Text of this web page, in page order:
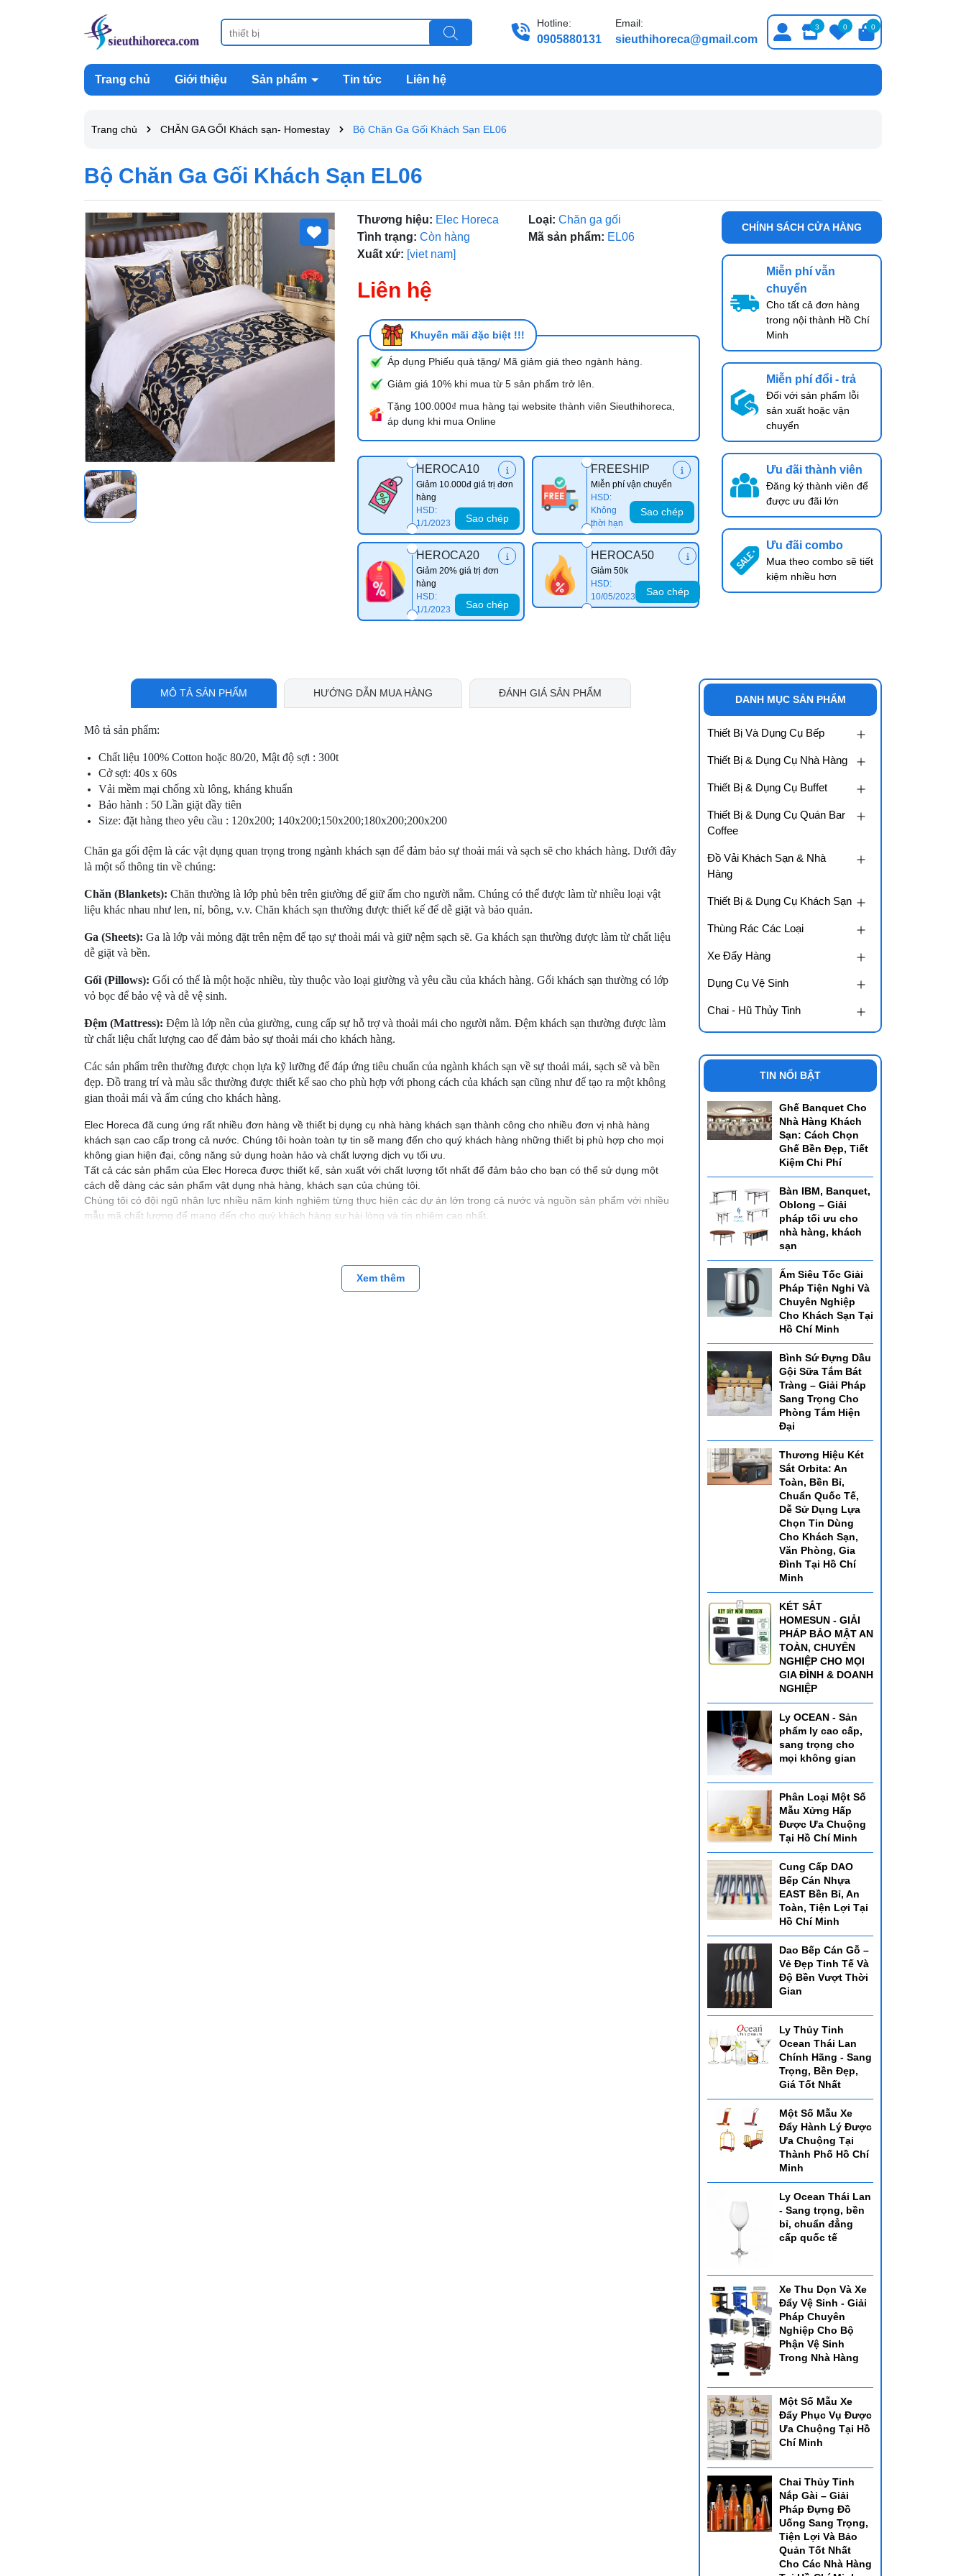
Hotline:
0905880131
Email:
sieuthihoreca@gmail.com
3 0 0
Trang chủ Giới thiệu Sản phẩm Tin tức Liên hệ
Trang chủ CHĂN GA GỐI Khách sạn- Homestay Bộ Chăn Ga Gối Khách Sạn EL06
Bộ Chăn Ga Gối Khách Sạn EL06
Thương hiệu: Elec Horeca Loại: Chăn ga gối
Tình trạng: Còn hàng Mã sản phẩm: EL06
Xuất xứ: [viet nam]
Liên hệ
Khuyến mãi đặc biệt !!!
Áp dụng Phiếu quà tặng/ Mã giảm giá theo ngành hàng.
Giảm giá 10% khi mua từ 5 sản phẩm trở lên.
Tặng 100.000₫ mua hàng tại website thành viên Sieuthihoreca,
áp dụng khi mua Online
HEROCA10
Giảm 10.000đ giá trị đơn
hàng
HSD:
1/1/2023
Sao chép
FREESHIP
Miễn phí vận chuyển
HSD:
Không
thời hạn
Sao chép
HEROCA20
Giảm 20% giá trị đơn
hàng
HSD:
1/1/2023
Sao chép
HEROCA50
Giảm 50k
HSD:
10/05/2023
Sao chép
Mã giảm giá:
Điều kiện:
CHÍNH SÁCH CỬA HÀNG
Miễn phí vẫn
chuyển
Cho tất cả đơn hàng
trong nội thành Hồ Chí
Minh
Miễn phí đổi - trả
Đối với sản phẩm lỗi
sản xuất hoặc vận
chuyển
Ưu đãi thành viên
Đăng ký thành viên để
được ưu đãi lớn
Ưu đãi combo
Mua theo combo sẽ tiết
kiệm nhiều hơn
MÔ TẢ SẢN PHẨM HƯỚNG DẪN MUA HÀNG ĐÁNH GIÁ SẢN PHẨM
Mô tả sản phẩm:
Chất liệu 100% Cotton hoặc 80/20, Mật độ sợi : 300t
Cở sợi: 40s x 60s
Vải mềm mại chống xù lông, kháng khuẩn
Bảo hành : 50 Lần giặt đầy tiên
Size: đặt hàng theo yêu cầu : 120x200; 140x200;150x200;180x200;200x200
Chăn ga gối đệm là các vật dụng quan trọng trong ngành khách sạn để đảm bảo sự thoải mái và sạch sẽ cho khách hàng. Dưới đây
là một số thông tin về chúng:
Chăn (Blankets): Chăn thường là lớp phủ bên trên giường để giữ ấm cho người nằm. Chúng có thể được làm từ nhiều loại vật
liệu khác nhau như len, nỉ, bông, v.v. Chăn khách sạn thường được thiết kế để dễ giặt và bảo quản.
Ga (Sheets): Ga là lớp vải mỏng đặt trên nệm để tạo sự thoải mái và giữ nệm sạch sẽ. Ga khách sạn thường được làm từ chất liệu
dễ giặt và bền.
Gối (Pillows): Gối có thể là một hoặc nhiều, tùy thuộc vào loại giường và yêu cầu của khách hàng. Gối khách sạn thường có lớp
vỏ bọc để bảo vệ và dễ vệ sinh.
Đệm (Mattress): Đệm là lớp nền của giường, cung cấp sự hỗ trợ và thoải mái cho người nằm. Đệm khách sạn thường được làm
từ chất liệu chất lượng cao để đảm bảo sự thoải mái cho khách hàng.
Các sản phẩm trên thường được chọn lựa kỹ lưỡng để đáp ứng tiêu chuẩn của ngành khách sạn về sự thoải mái, sạch sẽ và bền
đẹp. Đồ trang trí và màu sắc thường được thiết kế sao cho phù hợp với phong cách của khách sạn cũng như để tạo ra một không
gian thoải mái và ấm cúng cho khách hàng.
Elec Horeca đã cung ứng rất nhiều đơn hàng về thiết bị dụng cụ nhà hàng khách sạn thành công cho nhiều đơn vị nhà hàng
khách sạn cao cấp trong cả nước. Chúng tôi hoàn toàn tự tin sẽ mang đến cho quý khách hàng những thiết bị phù hợp cho mọi
không gian hiện đại, công năng sử dụng hoàn hảo và chất lượng dịch vụ tối ưu.
Tất cả các sản phẩm của Elec Horeca được thiết kế, sản xuất với chất lượng tốt nhất để đảm bảo cho bạn có thể sử dụng một
cách dễ dàng các sản phẩm vật dụng nhà hàng, khách sạn của chúng tôi.
Chúng tôi có đội ngũ nhân lực nhiều năm kinh nghiệm từng thực hiện các dự án lớn trong cả nước và nguồn sản phẩm với nhiều
mẫu mã chất lượng để mang đến cho quý khách hàng sự hài lòng và tín nhiệm cao nhất.
Showroom Đồ Dùng thiết bị tại Đà Nẵng: 166 Lê Độ, Thanh Khê, Đà Nẵng
Showroom Đồ Dùng thiết bị tại Nha trang: Đường số 3, khu Đô thị Hà quang 2, Nha Trang, Khánh Hòa
Xem thêm
DANH MỤC SẢN PHẨM
Thiết Bị Và Dụng Cụ Bếp
Thiết Bị & Dụng Cụ Nhà Hàng
Thiết Bị & Dụng Cụ Buffet
Thiết Bị & Dụng Cụ Quán Bar
Coffee
Đồ Vải Khách Sạn & Nhà
Hàng
Thiết Bị & Dụng Cụ Khách Sạn
Thùng Rác Các Loại
Xe Đẩy Hàng
Dụng Cụ Vệ Sinh
Chai - Hũ Thủy Tinh
TIN NỔI BẬT
Ghế Banquet Cho
Nhà Hàng Khách
Sạn: Cách Chọn
Ghế Bền Đẹp, Tiết
Kiệm Chi Phí
Bàn IBM, Banquet,
Oblong – Giải
pháp tối ưu cho
nhà hàng, khách
sạn
Ấm Siêu Tốc Giải
Pháp Tiện Nghi Và
Chuyên Nghiệp
Cho Khách Sạn Tại
Hồ Chí Minh
Bình Sứ Đựng Dầu
Gội Sữa Tắm Bát
Tràng – Giải Pháp
Sang Trọng Cho
Phòng Tắm Hiện
Đại
Thương Hiệu Két
Sắt Orbita: An
Toàn, Bền Bỉ,
Chuẩn Quốc Tế,
Dễ Sử Dụng Lựa
Chọn Tin Dùng
Cho Khách Sạn,
Văn Phòng, Gia
Đình Tại Hồ Chí
Minh
KÉT SẮT
HOMESUN - GIẢI
PHÁP BẢO MẬT AN
TOÀN, CHUYÊN
NGHIỆP CHO MỌI
GIA ĐÌNH & DOANH
NGHIỆP
Ly OCEAN - Sản
phẩm ly cao cấp,
sang trọng cho
mọi không gian
Phân Loại Một Số
Mẫu Xửng Hấp
Được Ưa Chuộng
Tại Hồ Chí Minh
Cung Cấp DAO
Bếp Cán Nhựa
EAST Bền Bỉ, An
Toàn, Tiện Lợi Tại
Hồ Chí Minh
Dao Bếp Cán Gỗ –
Vẻ Đẹp Tinh Tế Và
Độ Bền Vượt Thời
Gian
Ly Thủy Tinh
Ocean Thái Lan
Chính Hãng - Sang
Trọng, Bền Đẹp,
Giá Tốt Nhất
Một Số Mẫu Xe
Đẩy Hành Lý Được
Ưa Chuộng Tại
Thành Phố Hồ Chí
Minh
Ly Ocean Thái Lan
- Sang trọng, bền
bỉ, chuẩn đẳng
cấp quốc tế
Xe Thu Dọn Và Xe
Đẩy Vệ Sinh - Giải
Pháp Chuyên
Nghiệp Cho Bộ
Phận Vệ Sinh
Trong Nhà Hàng
Một Số Mẫu Xe
Đẩy Phục Vụ Được
Ưa Chuộng Tại Hồ
Chí Minh
Chai Thủy Tinh
Nắp Gài – Giải
Pháp Đựng Đồ
Uống Sang Trọng,
Tiện Lợi Và Bảo
Quản Tốt Nhất
Cho Các Nhà Hàng